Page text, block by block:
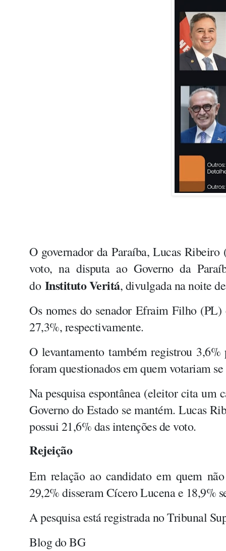
O governador da Paraíba, Lucas
voto, na disputa ao Governo da
do Instituto Veritá, divulgada na noite
Os nomes do senador Efraim Filho
27,3%, respectivamente.
O levantamento também registrou
foram questionados em quem votariam
Na pesquisa espontânea (eleitor cita um
Governo do Estado se mantém. Lucas
possui 21,6% das intenções de voto.
Rejeição
Em relação ao candidato em quem
29,2% disseram Cícero Lucena e 18,9%
A pesquisa está registrada no Tribunal
Blog do BG